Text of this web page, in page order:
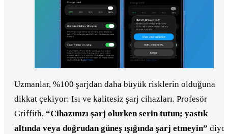
Uzmanlar, %100 şarjdan daha büyük risklerin olduğuna
dikkat çekiyor: Isı ve kalitesiz şarj cihazları. Profesör
Griffith, “Cihazınızı şarj olurken serin tutun; yastık
altında veya doğrudan güneş ışığında şarj etmeyin”